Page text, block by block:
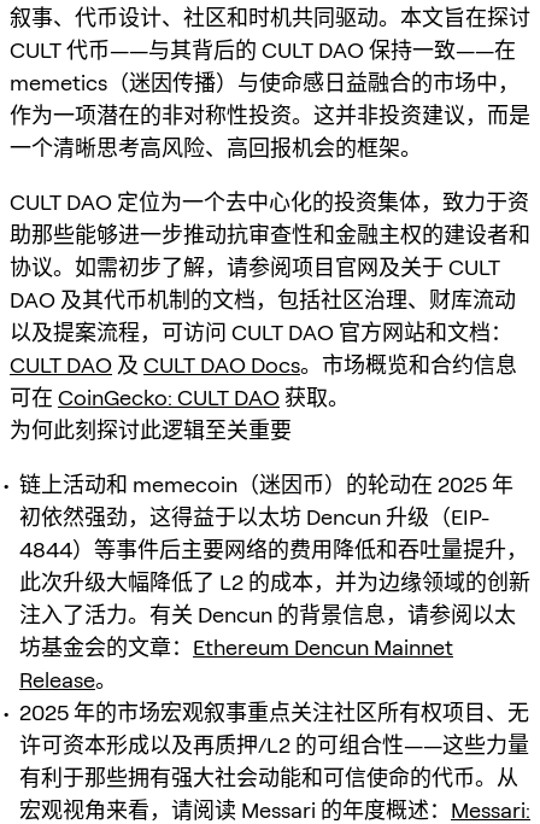
叙事、代币设计、社区和时机共同驱动。本文旨在探讨
CULT 代币——与其背后的 CULT DAO 保持一致——在
memetics（迷因传播）与使命感日益融合的市场中，
作为一项潜在的非对称性投资。这并非投资建议，而是
一个清晰思考高风险、高回报机会的框架。
CULT DAO 定位为一个去中心化的投资集体，致力于资
助那些能够进一步推动抗审查性和金融主权的建设者和
协议。如需初步了解，请参阅项目官网及关于 CULT
DAO 及其代币机制的文档，包括社区治理、财库流动
以及提案流程，可访问 CULT DAO 官方网站和文档：
CULT DAO 及 CULT DAO Docs。市场概览和合约信息
可在 CoinGecko: CULT DAO 获取。
为何此刻探讨此逻辑至关重要
链上活动和 memecoin（迷因币）的轮动在 2025 年
初依然强劲，这得益于以太坊 Dencun 升级（EIP-
4844）等事件后主要网络的费用降低和吞吐量提升，
此次升级大幅降低了 L2 的成本，并为边缘领域的创新
注入了活力。有关 Dencun 的背景信息，请参阅以太
坊基金会的文章： Ethereum Dencun Mainnet
Release。
2025 年的市场宏观叙事重点关注社区所有权项目、无
许可资本形成以及再质押/L2 的可组合性——这些力量
有利于那些拥有强大社会动能和可信使命的代币。从
宏观视角来看，请阅读 Messari 的年度概述： Messari: